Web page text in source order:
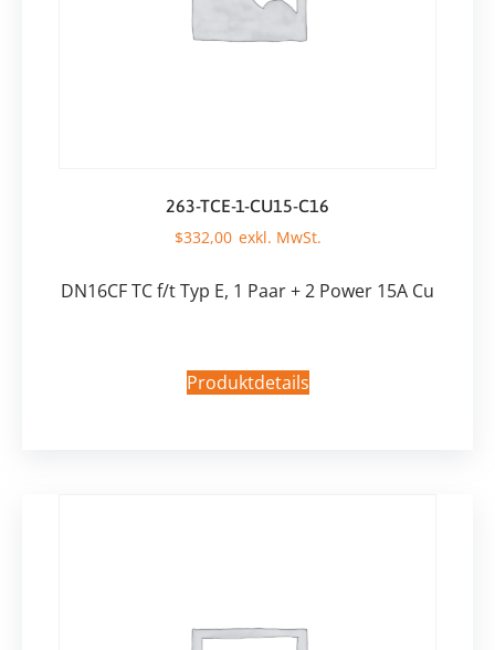
263-TCE-1-CU15-C16
$332,00
DN16CF TC f/t Typ E, 1 Paar + 2 Power 15A Cu
Produktdetails